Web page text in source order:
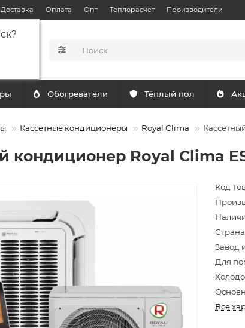
?
Доставка Оплата Опт Теплорасчет Производители
Обогреватели Тёплый пол
Кассетные кондиционеры Royal Clima
кондиционер Royal Clima
Код
Завод
Для
Все